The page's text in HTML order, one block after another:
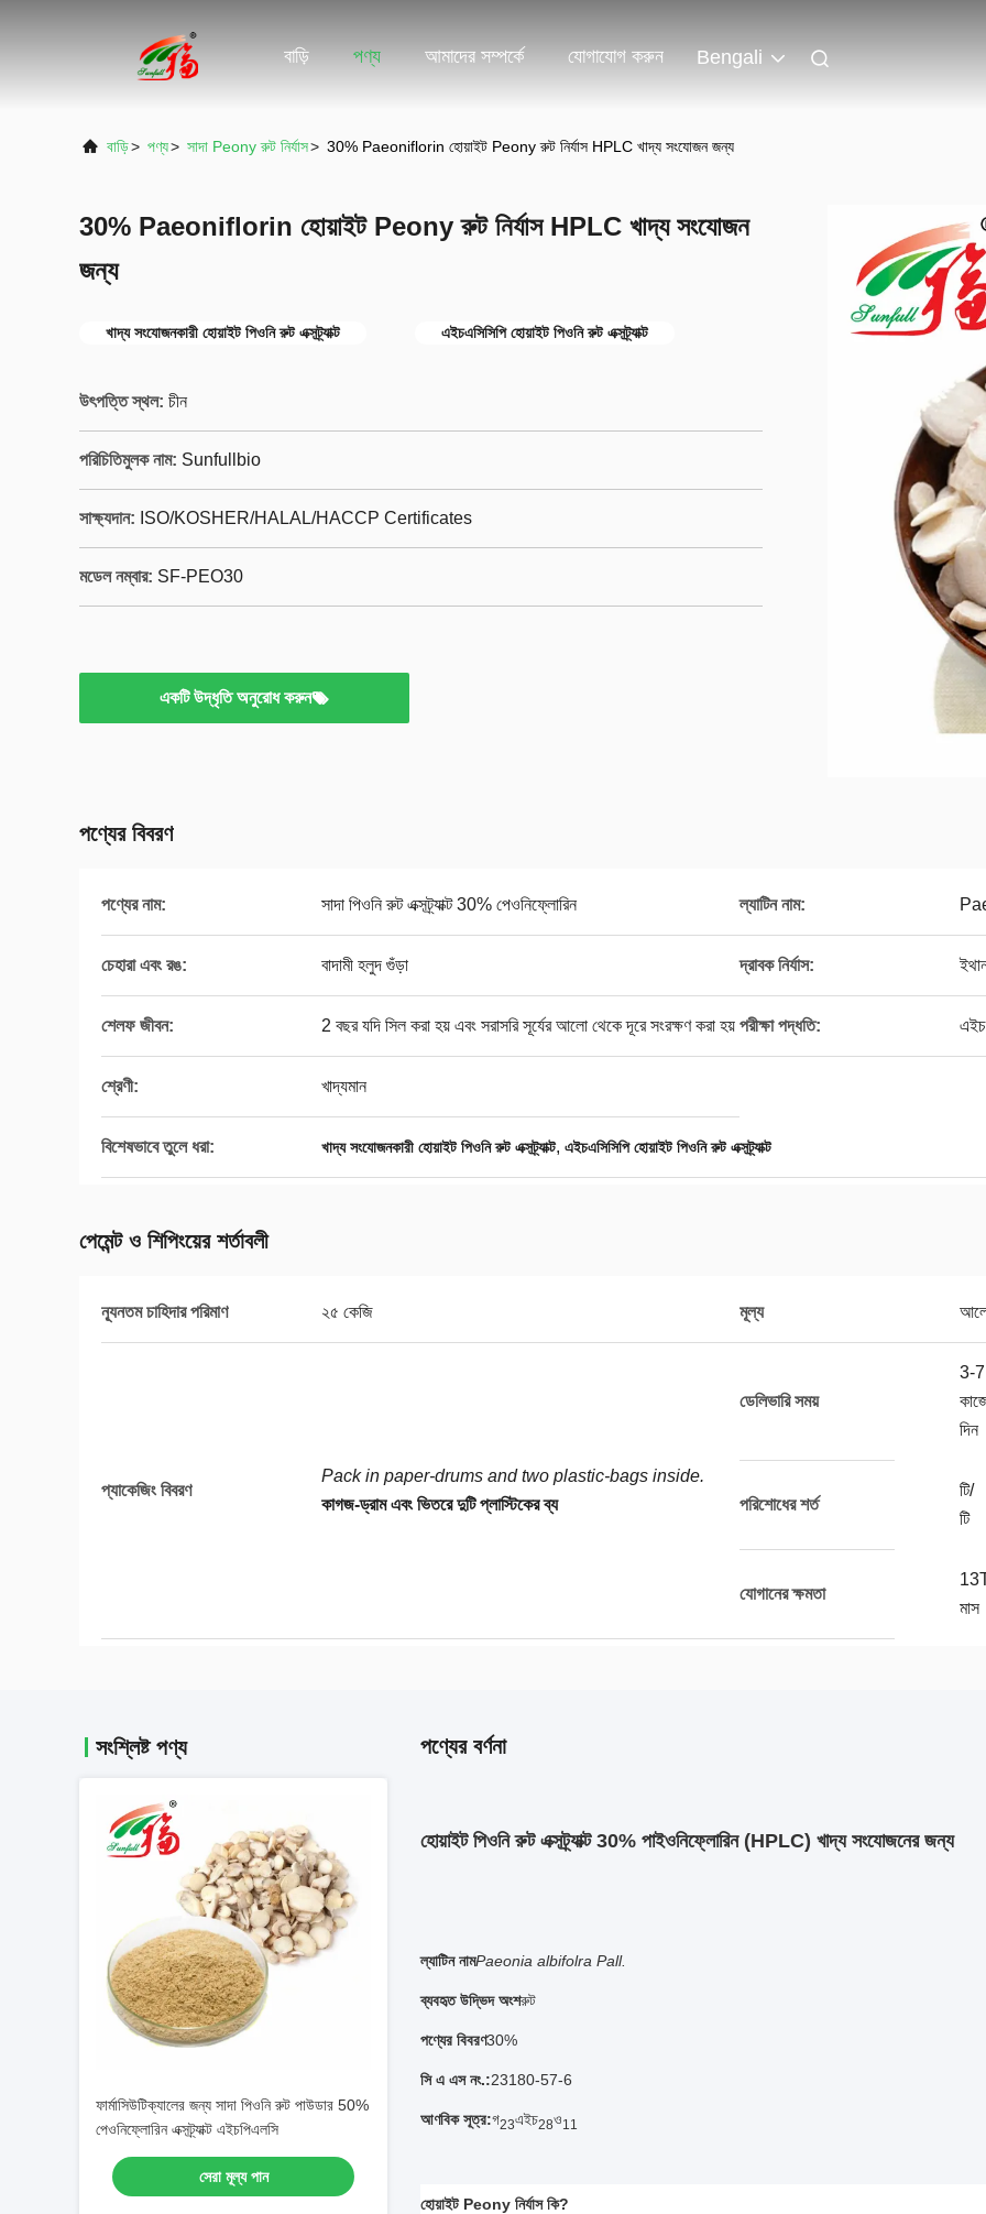
বাড়ি পণ্য আমাদের সম্পর্কে যোগাযোগ করুন Bengali
বাড়ি> পণ্য> সাদা Peony রুট নির্যাস> 30% Paeoniflorin হোয়াইট Peony রুট নির্যাস HPLC খাদ্য সংযোজন জন্য
30% Paeoniflorin হোয়াইট Peony রুট নির্যাস HPLC খাদ্য সংযোজন
জন্য
খাদ্য সংযোজনকারী হোয়াইট পিওনি রুট এক্সট্র্যাক্ট এইচএসিসিপি হোয়াইট পিওনি রুট এক্সট্র্যাক্ট
উৎপত্তি স্থল: চীন
পরিচিতিমুলক নাম: Sunfullbio
সাক্ষ্যদান: ISO/KOSHER/HALAL/HACCP Certificates
মডেল নম্বার: SF-PEO30
একটি উদ্ধৃতি অনুরোধ করুন
পণ্যের বিবরণ
পণ্যের নাম: সাদা পিওনি রুট এক্সট্র্যাক্ট 30% পেওনিফ্লোরিন ল্যাটিন নাম:
চেহারা এবং রঙ: বাদামী হলুদ গুঁড়া দ্রাবক নির্যাস:
শেলফ জীবন: 2 বছর যদি সিল করা হয় এবং সরাসরি সূর্যের আলো থেকে দূরে সংরক্ষণ করা হয় পরীক্ষা পদ্ধতি:
শ্রেণী: খাদ্যমান
বিশেষভাবে তুলে ধরা: খাদ্য সংযোজনকারী হোয়াইট পিওনি রুট এক্সট্র্যাক্ট, এইচএসিসিপি হোয়াইট পিওনি রুট এক্সট্র্যাক্ট
পেমেন্ট ও শিপিংয়ের শর্তাবলী
ন্যূনতম চাহিদার পরিমাণ ২৫ কেজি মূল্য
প্যাকেজিং বিবরণ
Pack in paper-drums and two plastic-bags inside.
কাগজ-ড্রাম এবং ভিতরে দুটি প্লাস্টিকের ব্য
ডেলিভারি সময়
3-7
দিন
পরিশোধের শর্ত
টি/
টি
যোগানের ক্ষমতা
মাস
সংশ্লিষ্ট পণ্য
ফার্মাসিউটিক্যালের জন্য সাদা পিওনি রুট পাউডার 50%
পেওনিফ্লোরিন এক্সট্র্যাক্ট এইচপিএলসি
সেরা মূল্য পান
পণ্যের বর্ণনা
হোয়াইট পিওনি রুট এক্সট্র্যাক্ট 30% পাইওনিফ্লোরিন (HPLC) খাদ্য সংযোজনের জন্য
ল্যাটিন নামPaeonia albifolra Pall.
ব্যবহৃত উদ্ভিদ অংশরুট
পণ্যের বিবরণ30%
সি এ এস নং.:23180-57-6
আণবিক সূত্র:গ23এইচ28ও11
হোয়াইট Peony নির্যাস কি?